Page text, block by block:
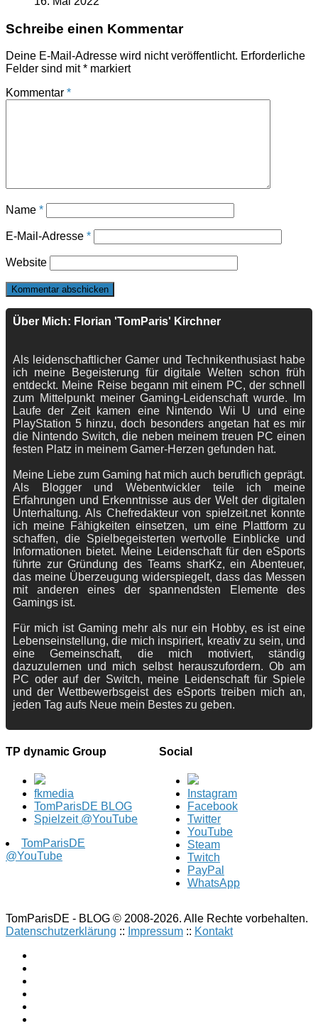
Schreibe einen Kommentar
Deine E-Mail-Adresse wird nicht veröffentlicht. Erforderliche
Felder sind mit* markiert
Kommentar *
Name *
E-Mail-Adresse *
Website
Über Mich: Florian 'TomParis' Kirchner
Als leidenschaftlicher Gamer und Technikenthusiast habe
ich meine Begeisterung für digitale Welten schon früh
entdeckt. Meine Reise begann mit einem PC, der schnell
zum Mittelpunkt meiner Gaming-Leidenschaft wurde. Im
Laufe der Zeit kamen eine Nintendo Wii U und eine
PlayStation 5 hinzu, doch besonders angetan hat es mir
die Nintendo Switch, die neben meinem treuen PC einen
festen Platz in meinem Gamer-Herzen gefunden hat.
Meine Liebe zum Gaming hat mich auch beruflich geprägt.
Als Blogger und Webentwickler teile ich meine
Erfahrungen und Erkenntnisse aus der Welt der digitalen
Unterhaltung. Als Chefredakteur von spielzeit.net konnte
ich meine Fähigkeiten einsetzen, um eine Plattform zu
schaffen, die Spielbegeisterten wertvolle Einblicke und
Informationen bietet. Meine Leidenschaft für den eSports
führte zur Gründung des Teams sharKz, ein Abenteuer,
das meine Überzeugung widerspiegelt, dass das Messen
mit anderen eines der spannendsten Elemente des
Gamings ist.
Für mich ist Gaming mehr als nur ein Hobby, es ist eine
Lebenseinstellung, die mich inspiriert, kreativ zu sein, und
eine Gemeinschaft, die mich motiviert, ständig
dazuzulernen und mich selbst herauszufordern. Ob am
PC oder auf der Switch, meine Leidenschaft für Spiele
und der Wettbewerbsgeist des eSports treiben mich an,
jeden Tag aufs Neue mein Bestes zu geben.
TP dynamic Group
fkmedia
TomParisDE BLOG
Spielzeit @YouTube
TomParisDE
@YouTube
Social
Instagram
Facebook
Twitter
YouTube
Steam
Twitch
PayPal
WhatsApp
TomParisDE - BLOG © 2008-2026. Alle Rechte vorbehalten.
Datenschutzerklärung :: Impressum :: Kontakt